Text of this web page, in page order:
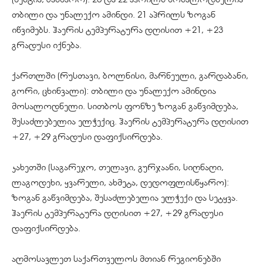
თბილი და უნალექო ამინდი. 21 აპრილს ზოგან
იწვიმებს. ჰაერის ტემპერატურა დღისით +21, +23
გრადუსი იქნება.
ქართლში (რუსთავი, ბოლნისი, მარნეული, გარდაბანი,
გორი, ცხინვალი): თბილი და უნალექო ამინდია
მოსალოდნელი. სითბოს ფონზე ზოგან გაწვიმდება,
შესაძლებელია ელჭექიც. ჰაერის ტემპერატურა დღისით
+27, +29 გრადუსი დაფიქსირდება.
კახეთში (საგარეჯო, თელავი, გურჯაანი, სიღნაღი,
ლაგოდეხი, ყვარელი, ახმეტა, დედოფლისწყარო):
ზოგან გაწვიმდება, შესაძლებელია ელჭექი და სეტყვა.
ჰაერის ტემპერატურა დღისით +27, +29 გრადუსი
დაფიქსირდება.
აღმოსავლეთ საქართველოს მთიან რეგიონებში